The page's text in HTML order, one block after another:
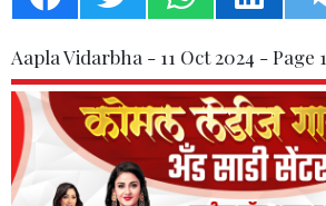
Aapla Vidarbha - 11 Oct 2024 - Page 1